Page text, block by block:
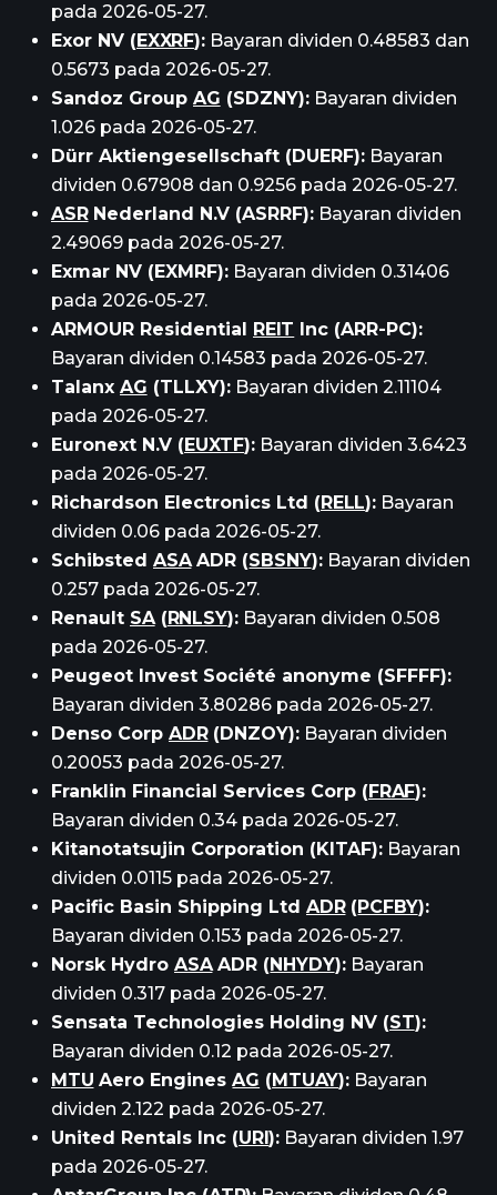
pada 2026-05-27.
Exor NV (EXXRF): Bayaran dividen 0.48583 dan
0.5673 pada 2026-05-27.
Sandoz Group AG (SDZNY):Bayaran dividen
1.026 pada 2026-05-27.
Dürr Aktiengesellschaft (DUERF): Bayaran
dividen 0.67908 dan 0.9256 pada 2026-05-27.
ASRNederland N.V (ASRRF): Bayaran dividen
2.49069 pada 2026-05-27.
Exmar NV (EXMRF): Bayaran dividen 0.31406
pada 2026-05-27.
ARMOUR Residential REIT Inc (ARR-PC):
Bayaran dividen 0.14583 pada 2026-05-27.
Talanx AG (TLLXY):Bayaran dividen 2.11104
pada 2026-05-27.
Euronext N.V (EUXTF): Bayaran dividen 3.6423
pada 2026-05-27.
Richardson Electronics Ltd (RELL): Bayaran
dividen 0.06 pada 2026-05-27.
Schibsted ASAADR (SBSNY):Bayaran dividen
0.257 pada 2026-05-27.
Renault SA(RNLSY):Bayaran dividen 0.508
pada 2026-05-27.
Peugeot Invest Société anonyme (SFFFF):
Bayaran dividen 3.80286 pada 2026-05-27.
Denso Corp ADR(DNZOY): Bayaran dividen
0.20053 pada 2026-05-27.
Franklin Financial Services Corp (FRAF):
Bayaran dividen 0.34 pada 2026-05-27.
Kitanotatsujin Corporation (KITAF): Bayaran
dividen 0.0115 pada 2026-05-27.
Pacific Basin Shipping Ltd ADR(PCFBY):
Bayaran dividen 0.153 pada 2026-05-27.
Norsk Hydro ASAADR (NHYDY):Bayaran
dividen 0.317 pada 2026-05-27.
Sensata Technologies Holding NV (ST):
Bayaran dividen 0.12 pada 2026-05-27.
MTU Aero EnginesAG (MTUAY): Bayaran
dividen 2.122 pada 2026-05-27.
United Rentals Inc (URI): Bayaran dividen 1.97
pada 2026-05-27.